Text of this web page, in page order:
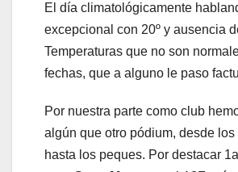
El día climatológicamente
excepcional con 20º y ausencia
Temperaturas que no son
fechas, que a alguno le paso
Por nuestra parte como club
algún que otro pódium, desde los
hasta los peques. Por destacar